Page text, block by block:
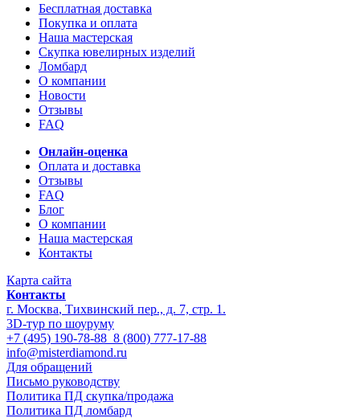
Бесплатная доставка
Покупка и оплата
Наша мастерская
Скупка ювелирных изделий
Ломбард
О компании
Новости
Отзывы
FAQ
Онлайн-оценка
Оплата и доставка
Отзывы
FAQ
Блог
О компании
Наша мастерская
Контакты
Карта сайта
Контакты
г. Москва, Тихвинский пер., д. 7, стр. 1.
3D-тур по шоуруму
+7 (495) 190-78-88 8 (800) 777-17-88
info@misterdiamond.ru
Для обращений
Письмо руководству
Политика ПД скупка/продажа
Политика ПД ломбард